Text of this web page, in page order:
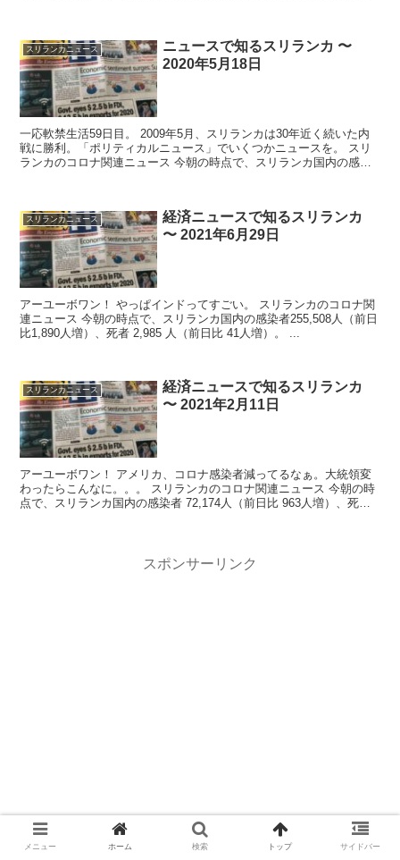
スリランカニュース
ニュースで知るスリランカ 〜
2020年5月18日
一応軟禁生活59日目。 2009年5月、スリランカは30年近く続いた内
戦に勝利。「ポリティカルニュース」でいくつかニュースを。 スリ
ランカのコロナ関連ニュース 今朝の時点で、スリランカ国内の感染
スリランカニュース
経済ニュースで知るスリランカ
〜 2021年6月29日
アーユーボワン！ やっぱインドってすごい。 スリランカのコロナ関
連ニュース 今朝の時点で、スリランカ国内の感染者255,508人（前日
スリランカニュース
経済ニュースで知るスリランカ
〜 2021年2月11日
アーユーボワン！ アメリカ、コロナ感染者減ってるなぁ。大統領変
わったらこんなに。。。 スリランカのコロナ関連ニュース 今朝の時
点で、スリランカ国内の感染者 72,174人（前日比 963人増）、死者
スポンサーリンク
メニュー ホーム 検索 トップ サイドバー